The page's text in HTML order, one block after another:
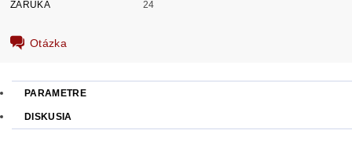
ZÁRUKA
24
Otázka
PARAMETRE
DISKUSIA